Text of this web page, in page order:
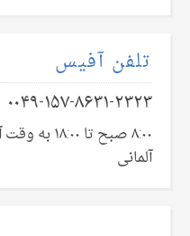
تلفن آفیس
۰۰۴۹-۱۵۷-۸۶۳۱-۲۳۲۳
۸:۰۰ صبح تا
آلمانی